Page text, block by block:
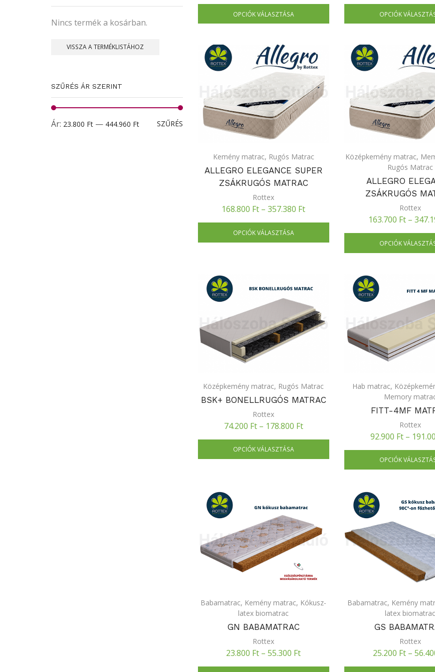
OPCIÓK VÁLASZTÁSA OPCIÓK
Kemény matrac, Rugós Matrac
ALLEGRO ELEGANCE SUPER
ZSÁKRUGÓS MATRAC
Rottex
168.800 Ft –357.380 Ft
OPCIÓK VÁLASZTÁSA
Középkemény matrac,
Rugós Matrac
ALLEGRO
ZSÁKRUGÓS
Rottex
163.700 Ft–
OPCIÓK
Középkemény matrac, Rugós Matrac
BSK+ BONELLRUGÓS MATRAC
Rottex
74.200 Ft– 178.800 Ft
OPCIÓK VÁLASZTÁSA
Hab matrac,
Memory
FITT-4MF
Rottex
92.900 Ft –
OPCIÓK
Babamatrac, Kemény matrac, Kókusz-
latex biomatrac
GN BABAMATRAC
Rottex
23.800 Ft –55.300 Ft
Babamatrac, Kemény
latex biomatrac
GS
Rottex
25.200 Ft–
Nincs termék a kosárban.
VISSZA A TERMÉKLISTÁHOZ
SZŰRÉS ÁR SZERINT
Min
Max
SZŰRÉS
Ár: 23.800 Ft — 444.960 Ft